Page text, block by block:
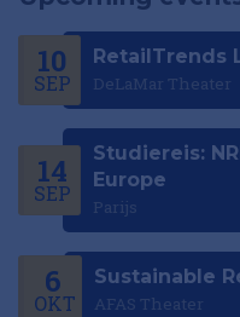
10
SEP
RetailTrends
DeLaMar Theater
14
SEP
Studiereis:
Europe
Parijs
6
OKT
Sustainable
AFAS Theater